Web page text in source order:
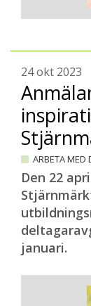
24 okt 2023
ARBETA MED
Den 22
januari.